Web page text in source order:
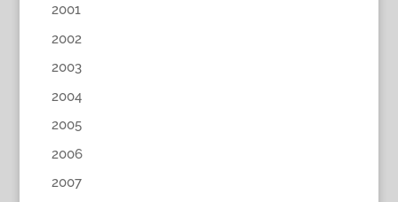
2001
2002
2003
2004
2005
2006
2007